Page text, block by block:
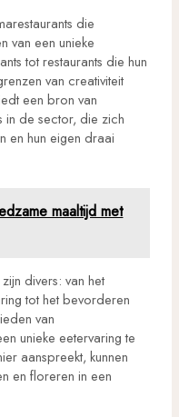
die
van een unieke
tot restaurants die hun
van creativiteit
een bron van
in de sector, die zich
en hun eigen draai
maaltijd met
divers: van het
tot het bevorderen
van
unieke eetervaring te
aanspreekt, kunnen
en floreren in een